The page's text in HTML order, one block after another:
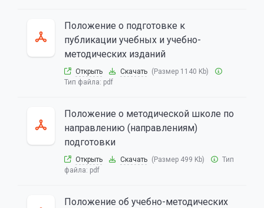
Положение о подготовке к
публикации учебных и учебно-
методических изданий
Открыть Скачать (Размер 1140 Kb)
Тип файла: pdf
Положение о методической школе по
направлению (направлениям)
подготовки
Открыть Скачать (Размер 499 Kb)
Тип
файла: pdf
Положение об учебно-методических